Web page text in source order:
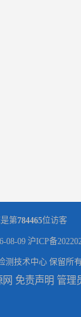
第784465位访客
08-09 沪ICP备
测技术中心 保留所
网 免责声明 管理